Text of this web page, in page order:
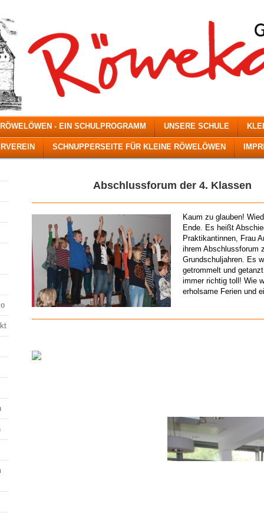
- EIN SCHULPROGRAMM UNSERE SCHULE
SCHNUPPERSEITE FÜR KLEINE RÖWELÖWEN
Abschlussforum der 4. Klassen
Kaum zu glauben!
Ende. Es heißt
Praktikantinnen, Frau
ihrem Abschlussforum
Grundschuljahren. Es
getrommelt und
immer richtig toll! Wie
erholsame Ferien und